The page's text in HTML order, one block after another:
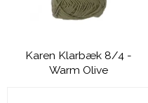
Karen Klarbæk 8/4 -
Warm Olive